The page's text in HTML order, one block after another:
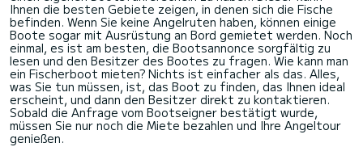
Ihnen die besten Gebiete zeigen, in denen sich die Fische
befinden. Wenn Sie keine Angelruten haben, können einige
Boote sogar mit Ausrüstung an Bord gemietet werden. Noch
einmal, es ist am besten, die Bootsannonce sorgfältig zu
lesen und den Besitzer des Bootes zu fragen. Wie kann man
ein Fischerboot mieten? Nichts ist einfacher als das. Alles,
was Sie tun müssen, ist, das Boot zu finden, das Ihnen ideal
erscheint, und dann den Besitzer direkt zu kontaktieren.
Sobald die Anfrage vom Bootseigner bestätigt wurde,
müssen Sie nur noch die Miete bezahlen und Ihre Angeltour
genießen.